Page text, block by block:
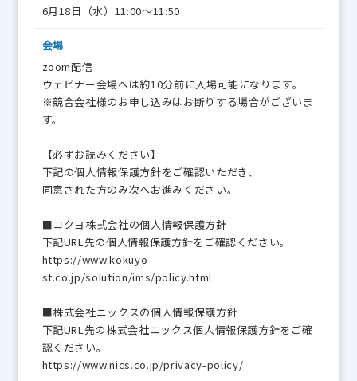
6月18日（水）11:00〜11:50
会場
zoom配信
ウェビナー会場へは約10分前に入場可能になります。
※競合会社様のお申し込みはお断りする場合がございま
す。
【必ずお読みください】
下記の個人情報保護方針をご確認いただき、
同意された方のみ次へお進みください。
■コクヨ株式会社の個人情報保護方針
下記URL先の個人情報保護方針をご確認ください。
https://www.kokuyo-
st.co.jp/solution/ims/policy.html
■株式会社ニックスの個人情報保護方針
下記URL先の株式会社ニックス個人情報保護方針をご確
認ください。
https://www.nics.co.jp/privacy-policy/